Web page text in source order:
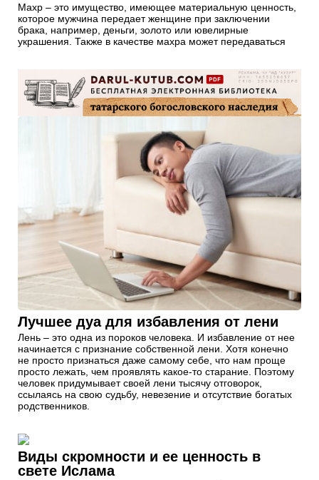
Махр – это имущество, имеющее материальную ценность,
которое мужчина передает женщине при заключении
брака, например, деньги, золото или ювелирные
украшения. Также в качестве махра может передаваться
Лучшее дуа для избавления от лени
Лень – это одна из пороков человека. И избавление от нее
начинается с признание собственной лени. Хотя конечно
не просто признаться даже самому себе, что нам проще
просто лежать, чем проявлять какое-то старание. Поэтому
человек придумывает своей лени тысячу отговорок,
ссылаясь на свою судьбу, невезение и отсутствие богатых
родственников.
Виды скромности и ее ценность в
свете Ислама